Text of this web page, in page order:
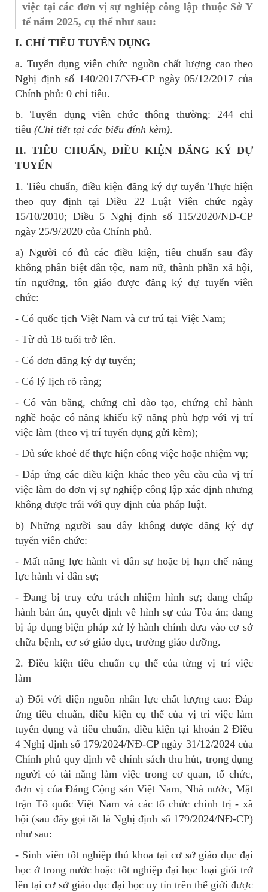
việc tại các đơn vị sự nghiệp công lập thuộc Sở Y
tế năm 2025, cụ thể như sau:
I. CHỈ TIÊU TUYỂN DỤNG
a. Tuyển dụng viên chức nguồn chất lượng cao theo
Nghị định số 140/2017/NĐ-CP ngày 05/12/2017 của
Chính phủ: 0 chỉ tiêu.
b. Tuyển dụng viên chức thông thường: 244 chỉ
tiêu (Chi tiết tại các biểu đính kèm).
II. TIÊU CHUẨN, ĐIỀU KIỆN ĐĂNG KÝ DỰ
TUYỂN
1. Tiêu chuẩn, điều kiện đăng ký dự tuyển Thực hiện
theo quy định tại Điều 22 Luật Viên chức ngày
15/10/2010; Điều 5 Nghị định số 115/2020/NĐ-CP
ngày 25/9/2020 của Chính phủ.
a) Người có đủ các điều kiện, tiêu chuẩn sau đây
không phân biệt dân tộc, nam nữ, thành phần xã hội,
tín ngưỡng, tôn giáo được đăng ký dự tuyển viên
chức:
- Có quốc tịch Việt Nam và cư trú tại Việt Nam;
- Từ đủ 18 tuổi trở lên.
- Có đơn đăng ký dự tuyển;
- Có lý lịch rõ ràng;
- Có văn bằng, chứng chỉ đào tạo, chứng chỉ hành
nghề hoặc có năng khiếu kỹ năng phù hợp với vị trí
việc làm (theo vị trí tuyển dụng gửi kèm);
- Đủ sức khoẻ để thực hiện công việc hoặc nhiệm vụ;
- Đáp ứng các điều kiện khác theo yêu cầu của vị trí
việc làm do đơn vị sự nghiệp công lập xác định nhưng
không được trái với quy định của pháp luật.
b) Những người sau đây không được đăng ký dự
tuyển viên chức:
- Mất năng lực hành vi dân sự hoặc bị hạn chế năng
lực hành vi dân sự;
- Đang bị truy cứu trách nhiệm hình sự; đang chấp
hành bản án, quyết định về hình sự của Tòa án; đang
bị áp dụng biện pháp xử lý hành chính đưa vào cơ sở
chữa bệnh, cơ sở giáo dục, trường giáo dưỡng.
2. Điều kiện tiêu chuẩn cụ thể của từng vị trí việc
làm
a) Đối với diện nguồn nhân lực chất lượng cao: Đáp
ứng tiêu chuẩn, điều kiện cụ thể của vị trí việc làm
tuyển dụng và tiêu chuẩn, điều kiện tại khoản 2 Điều
4 Nghị định số 179/2024/NĐ-CP ngày 31/12/2024 của
Chính phủ quy định về chính sách thu hút, trọng dụng
người có tài năng làm việc trong cơ quan, tổ chức,
đơn vị của Đảng Cộng sản Việt Nam, Nhà nước, Mặt
trận Tổ quốc Việt Nam và các tổ chức chính trị - xã
hội (sau đây gọi tắt là Nghị định số 179/2024/NĐ-CP)
như sau:
- Sinh viên tốt nghiệp thủ khoa tại cơ sở giáo dục đại
học ở trong nước hoặc tốt nghiệp đại học loại giỏi trở
lên tại cơ sở giáo dục đại học uy tín trên thế giới được